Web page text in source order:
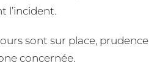
l’incident.
sont sur place, prudence
concernée.